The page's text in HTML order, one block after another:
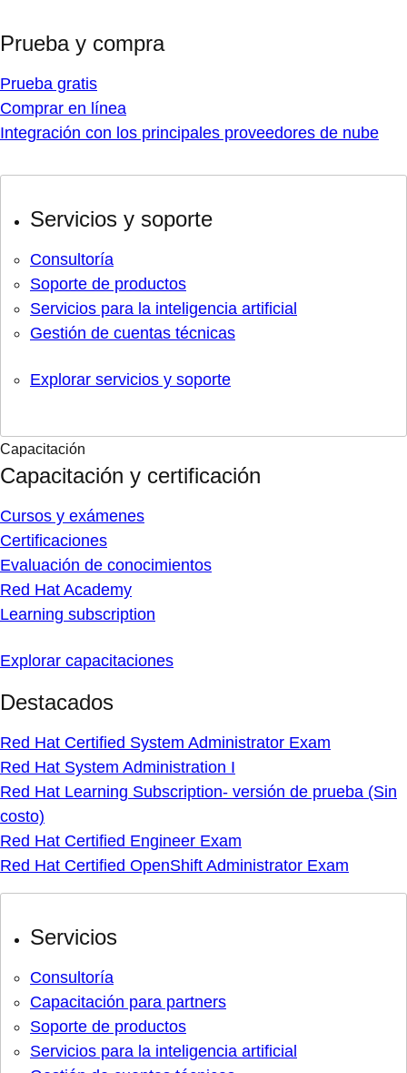
Prueba y compra
Prueba gratis
Comprar en línea
Integración con los principales proveedores de nube
Servicios y soporte
Consultoría
Soporte de productos
Servicios para la inteligencia artificial
Gestión de cuentas técnicas
Explorar servicios y soporte
Capacitación
Capacitación y certificación
Cursos y exámenes
Certificaciones
Evaluación de conocimientos
Red Hat Academy
Learning subscription
Explorar capacitaciones
Destacados
Red Hat Certified System Administrator Exam
Red Hat System Administration I
Red Hat Learning Subscription- versión de prueba (Sin
costo)
Red Hat Certified Engineer Exam
Red Hat Certified OpenShift Administrator Exam
Servicios
Consultoría
Capacitación para partners
Soporte de productos
Servicios para la inteligencia artificial